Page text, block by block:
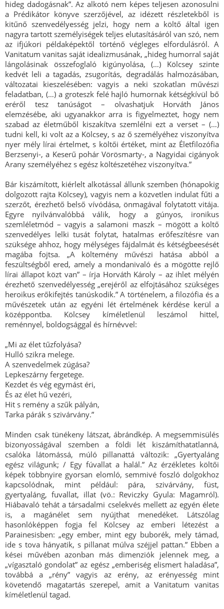
hideg dadogásnak”. Az alkotó nem képes teljesen azonosulni
a Prédikátor könyve szerzőjével, az idézett részletekből is
kitűnő szenvedélyesség jelzi, hogy nem a költő által igen
nagyra tartott személyiségek teljes elutasításáról van szó, nem
az ifjúkori példaképektől történő végleges elfordulásról. A
Vanitatum vanitas saját idealizmusának, „hideg humorral saját
lángolásinak összefoglaló kigúnyolása, (…) Kölcsey szinte
kedvét leli a tagadás, zsugorítás, degradálás halmozásában,
változatai kieszelésében: vagyis a neki szokatlan művészi
feladatban, (…) a groteszk felé hajló humornak kétségkívül bő
eréről tesz tanúságot – olvashatjuk Horváth János
elemzésébe, aki ugyanakkor arra is figyelmeztet, hogy nem
szabad az életműből kiszakítva szemlélni ezt a verset – (…)
tudni kell, ki volt az a Kölcsey, s az ő személyéhez viszonyítva
nyer mély lírai értelmet, s költői értéket, mint az Életfilozófia
Berzsenyi-, a Keserű pohár Vörösmarty-, a Nagyidai cigányok
Arany személyéhez s egész költészetéhez viszonyítva.”
Bár kiszámított, kiérlelt alkotással állunk szemben (hónapokig
dolgozott rajta Kölcsey), vagyis nem a közvetlen indulat fűti a
szerzőt, érezhető belső vívódása, önmagával folytatott vitája.
Egyre nyilvánvalóbbá válik, hogy a gúnyos, ironikus
szemléletmód – vagyis a salamoni maszk – mögött a költő
szenvedélyes lelki tusát folytat, hatalmas erőfeszítésre van
szüksége ahhoz, hogy mélységes fájdalmát és kétségbeesését
magába fojtsa. „A költemény művészi hatása abból a
feszültségből ered, amely a mondanivaló és a mögötte rejlő
lírai állapot közt van” – írja Horváth Károly – az ihlet mélyén
érezhető szenvedélyesség „erejéről az elfojtásához szükséges
heroikus erőkifejtés tanúskodik.” A történelem, a filozófia és a
művészetek után az egyéni lét értelmének kérdése kerül a
középpontba. Kölcsey kíméletlenül leszámol hittel,
reménnyel, boldogsággal és hírnévvel:
„Mi az élet tűzfolyása?
Hulló szikra melege.
A szenvedelmek zúgása?
Lepkeszárny fergetege.
Kezdet és vég egymást éri,
És az élet hű vezéri,
Hit s remény a szűk pályán,
Tarka párák s szivárvány.”
Minden csak tünékeny látszat, ábrándkép. A megsemmisülés
bizonyosságával szemben a földi lét kiszámíthatatlanná,
csalóka látomássá, múló pillanattá változik: „Gyertyaláng
egész világunk; / Egy fúvallat a halál.” Az érzékletes költői
képek többnyire gyorsan elomló, semmivé foszló dolgokhoz
kapcsolódnak, mint például: pára, szivárvány, füst,
gyertyaláng, fuvallat, illat (vö.: Reviczky Gyula: Magamról).
Hiábavaló tehát a társadalmi cselekvés mellett az egyén élete
is, a magánélet sem nyújthat menedéket. Látszólag
hasonlóképpen fogja fel Kölcsey az emberi létezést a
Parainesisben: „egy ember, mint egy buborék, mely támad,
ide s tova hányatik, s pillanat múlva széjjel pattan.” Ebben a
kései művében azonban más dimenziók jelennek meg, a
„vígasztaló gondolat” az egész „emberiség elismert haladása”,
továbbá a „rény” vagyis az erény, az erényesség mint
követendő magatartás szerepel, amit a Vanitatum vanitas
kíméletlenül tagad.